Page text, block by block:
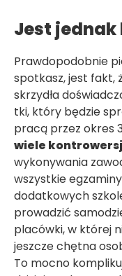
Jest jednak
Prawdopodobnie
spotkasz, jest fakt,
skrzydła
tki, który będzie
pracą przez okres
wiele
wykonywania
wszystkie
dodatkowych
prowadzić
placówki, w której
jeszcze chętna
To mocno